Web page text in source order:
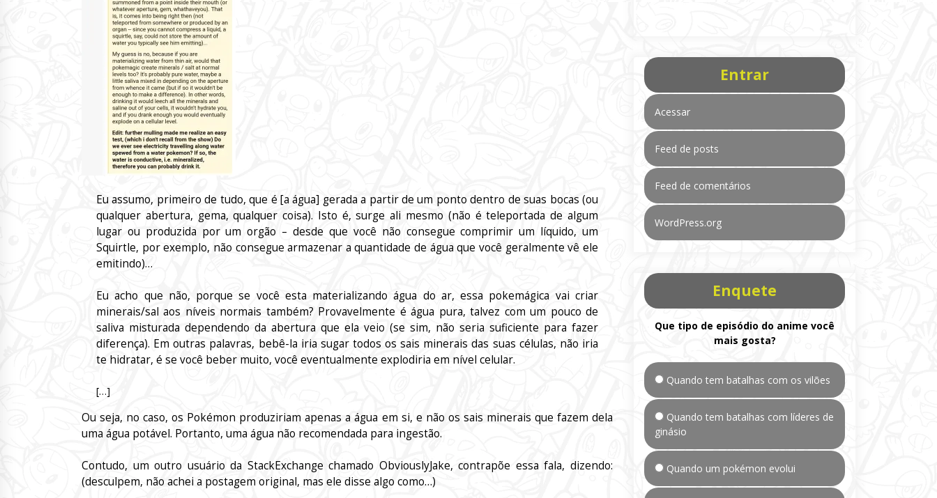
Eu assumo, primeiro de tudo, que é [a água] gerada a partir de um ponto dentro de suas bocas (ou
qualquer abertura, gema, qualquer coisa). Isto é, surge ali mesmo (não é teleportada de algum
lugar ou produzida por um orgão – desde que você não consegue comprimir um líquido, um
Squirtle, por exemplo, não consegue armazenar a quantidade de água que você geralmente vê ele
emitindo)…
Eu acho que não, porque se você esta materializando água do ar, essa pokemágica vai criar
minerais/sal aos níveis normais também? Provavelmente é água pura, talvez com um pouco de
saliva misturada dependendo da abertura que ela veio (se sim, não seria suficiente para fazer
diferença). Em outras palavras, bebê-la iria sugar todos os sais minerais das suas células, não iria
te hidratar, é se você beber muito, você eventualmente explodiria em nível celular.
[…]
Ou seja, no caso, os Pokémon produziriam apenas a água em si, e não os sais minerais que fazem dela
uma água potável. Portanto, uma água não recomendada para ingestão.
Contudo, um outro usuário da StackExchange chamado ObviouslyJake, contrapõe essa fala, dizendo:
(desculpem, não achei a postagem original, mas ele disse algo como…)
Entrar
Acessar
Feed de posts
Feed de comentários
WordPress.org
Enquete
Que tipo de episódio do anime você
mais gosta?
Quando tem batalhas com os vilões
Quando tem batalhas com líderes de
ginásio
Quando um pokémon evolui